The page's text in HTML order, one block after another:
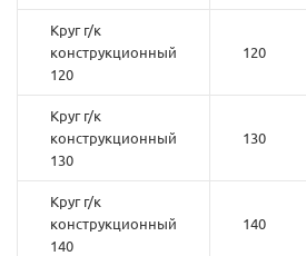
Круг г/к
конструкционный
120
120
Круг г/к
конструкционный
130
130
Круг г/к
конструкционный
140
140